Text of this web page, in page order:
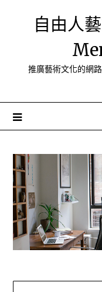
自由人
推廣藝術文化的網